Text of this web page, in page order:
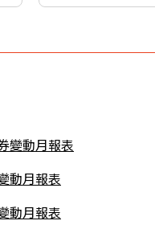
變動月報表
動月報表
動月報表